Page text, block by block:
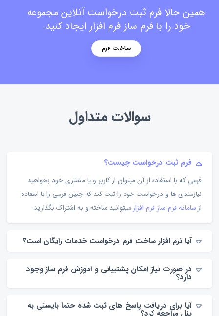
همین حالا فرم ثبت درخواست آنلاین مجموعه
خود را با فرم ساز فرم افزار ایجاد کنید.
ساخت فرم
سوالات متداول
فرم ثبت درخواست چیست؟
فرمی که با استفاده از آن میتوان از کاربر و یا مشتری خود بخواهید
نیازمندی ها و درخواست خود را ثبت کند که چنین فرمی را با اسفاده
از سامانه فرم ساز فرم افزار میتوانید ساخته و به اشتراک بگذارید
آیا نرم افزار ساخت فرم درخواست خدمات رایگان است؟
در صورت نیاز امکان پشتیبانی و آموزش فرم ساز وجود
دارد؟
آیا برای دریافت پاسخ های ثبت شده حتما بایستی به
پنل مراجعه کرد؟